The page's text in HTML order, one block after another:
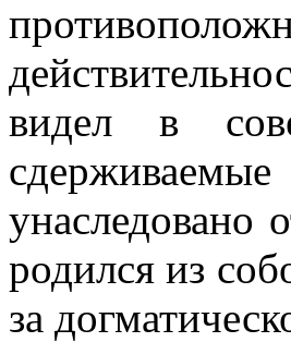
видел в
унаследовано
родился из
за